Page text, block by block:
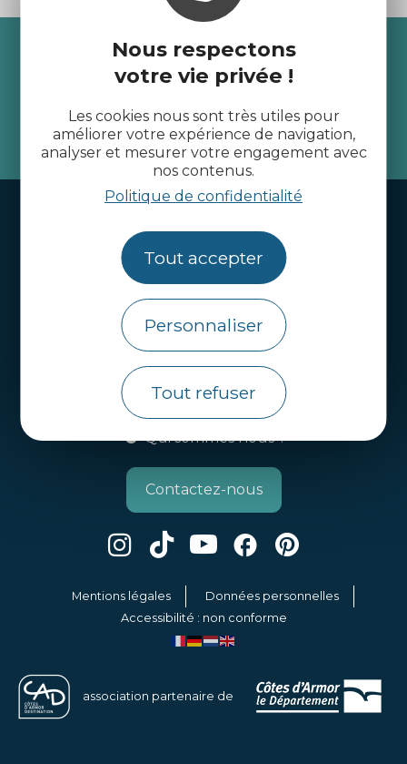
Nous respectons
votre vie privée !
Les cookies nous sont très utiles pour
améliorer votre expérience de navigation,
analyser et mesurer votre engagement avec
nos contenus.
Politique de confidentialité
Tout accepter
Personnaliser
Tout refuser
Recevez l’actualité des
Côtes d’Armor
je m'abonne
Handi-tourisme
Brochures
Infos pratiques
Côtes d’Armor Destination
Agence de Développement Touristique et
d’Attractivité des Côtes d’Armor.
Qui sommes nous ?
Contactez-nous
Mentions légales
Données personnelles
Accessibilité : non conforme
association partenaire de